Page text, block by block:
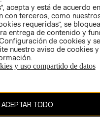
acepta y está de acuerdo
con terceros, como
requeridas”, se
entrega de contenido y
de cookies y
nuestro aviso de cookies
y uso compartido de datos
ACEPTAR TODO